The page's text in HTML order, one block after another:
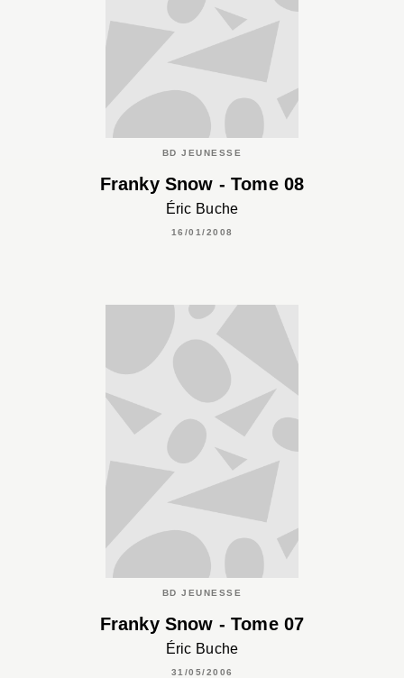
BD JEUNESSE
Franky Snow - Tome 08
Éric Buche
16/01/2008
BD JEUNESSE
Franky Snow - Tome 07
Éric Buche
31/05/2006